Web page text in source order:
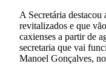
A Secretária
revitalizados e que
caxienses a partir de
secretaria que vai
Manoel Gonçalves,